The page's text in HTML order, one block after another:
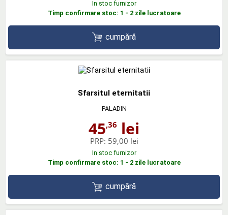
In stoc furnizor
Timp confirmare stoc: 1 - 2 zile lucratoare
cumpără
Sfarsitul eternitatii
PALADIN
45,36 lei
PRP: 59,00 lei
In stoc furnizor
Timp confirmare stoc: 1 - 2 zile lucratoare
cumpără